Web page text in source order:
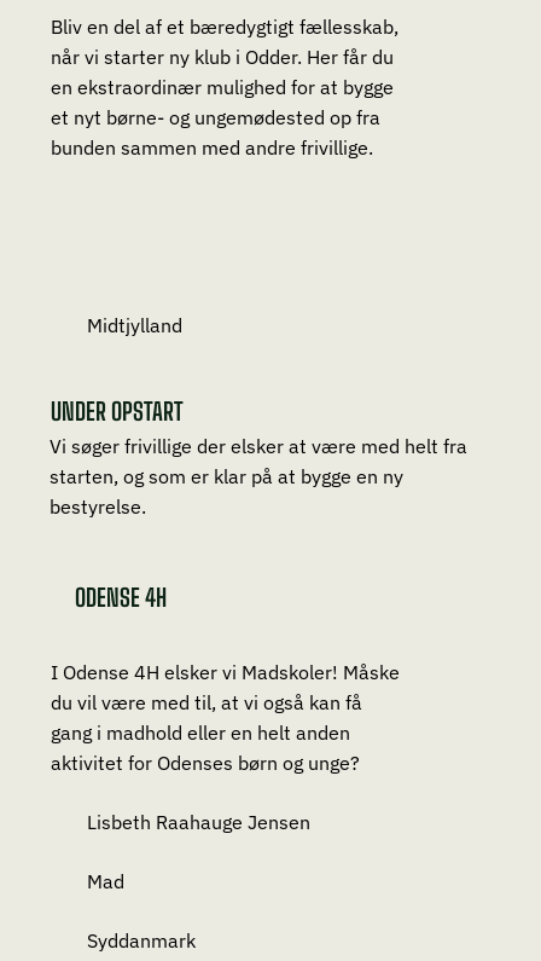
Bliv en del af et bæredygtigt fællesskab,
når vi starter ny klub i Odder. Her får du
en ekstraordinær mulighed for at bygge
et nyt børne- og ungemødested op fra
bunden sammen med andre frivillige.
Midtjylland
UNDER OPSTART
Vi søger frivillige der elsker at være med helt fra
starten, og som er klar på at bygge en ny
bestyrelse.
ODENSE 4H
I Odense 4H elsker vi Madskoler! Måske
du vil være med til, at vi også kan få
gang i madhold eller en helt anden
aktivitet for Odenses børn og unge?
Mad
Lisbeth Raahauge Jensen
Syddanmark